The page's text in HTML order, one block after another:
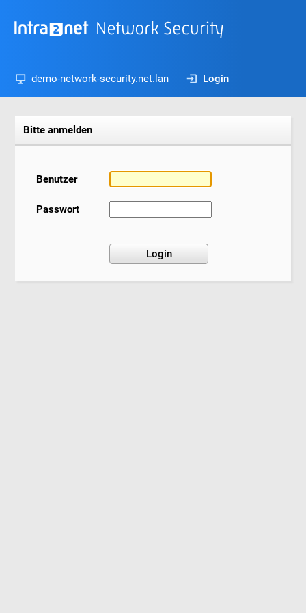
demo-network-security.net.lan Login
Bitte anmelden
Benutzer
Passwort